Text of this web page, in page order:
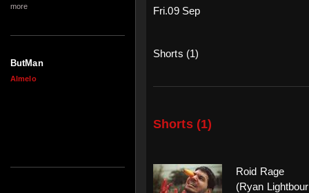
more
ButMan
Almelo
Fri.09 Sep
Shorts (1)
Shorts (1)
Roid Rage
(Ryan